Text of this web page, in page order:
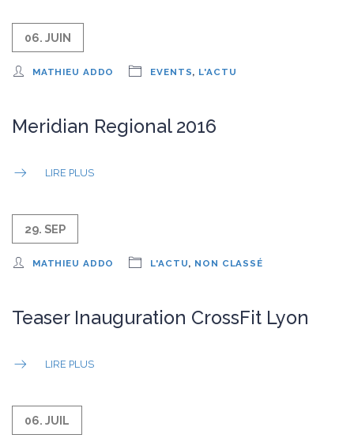
06. JUIN
MATHIEU ADDO EVENTS, L'ACTU
Meridian Regional 2016
LIRE PLUS
29. SEP
MATHIEU ADDO L'ACTU, NON CLASSÉ
Teaser Inauguration CrossFit Lyon
LIRE PLUS
06. JUIL